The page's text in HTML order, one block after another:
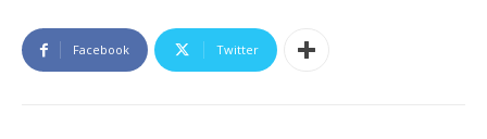
Facebook Twitter